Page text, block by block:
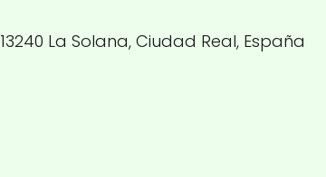
La Solana, Ciudad Real, España